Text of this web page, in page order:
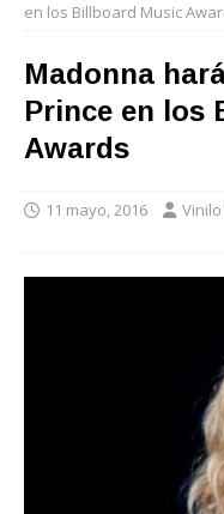
en los Billboard Music
Madonna
Prince en los
Awards
11 mayo, 2016